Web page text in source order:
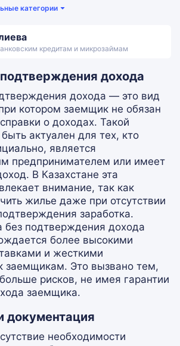
категории
кредитам и микрозаймам
дохода
дохода — это вид
котором заемщик не обязан
о доходах. Такой
актуален для тех, кто
является
предпринимателем или имеет
В Казахстане эта
внимание, так как
жилье даже при отсутствии
заработка.
без подтверждения дохода
более высокими
и жесткими
заемщикам. Это вызвано тем,
рисков, не имея гарантии
заемщика.
документация
необходимости